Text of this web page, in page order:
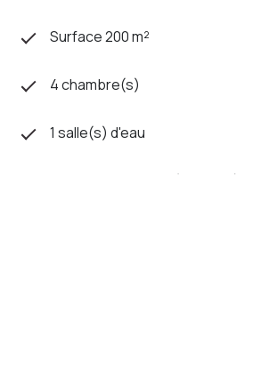
Surface 200 m²
4 chambre(s)
1 salle(s) d'eau
cuisine américaine (équipée)